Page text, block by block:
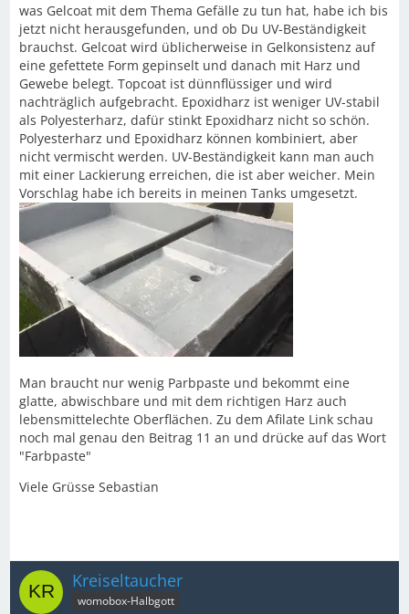
was Gelcoat mit dem Thema Gefälle zu tun hat, habe ich bis
jetzt nicht herausgefunden, und ob Du UV-Beständigkeit
brauchst. Gelcoat wird üblicherweise in Gelkonsistenz auf
eine gefettete Form gepinselt und danach mit Harz und
Gewebe belegt. Topcoat ist dünnflüssiger und wird
nachträglich aufgebracht. Epoxidharz ist weniger UV-stabil
als Polyesterharz, dafür stinkt Epoxidharz nicht so schön.
Polyesterharz und Epoxidharz können kombiniert, aber
nicht vermischt werden. UV-Beständigkeit kann man auch
mit einer Lackierung erreichen, die ist aber weicher. Mein
Vorschlag habe ich bereits in meinen Tanks umgesetzt.
Man braucht nur wenig Parbpaste und bekommt eine
glatte, abwischbare und mit dem richtigen Harz auch
lebensmittelechte Oberflächen. Zu dem Afilate Link schau
noch mal genau den Beitrag 11 an und drücke auf das Wort
"Farbpaste"
Viele Grüsse Sebastian
Kreiseltaucher
womobox-Halbgott